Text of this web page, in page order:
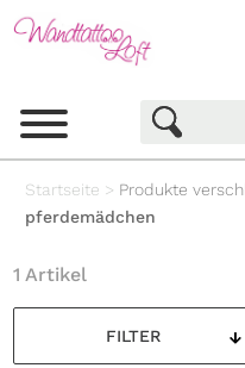
Startseite > Produkte
pferdemädchen
FILTER
1 Artikel